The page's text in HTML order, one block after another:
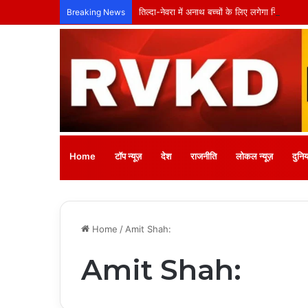
Breaking News तिल्दा-नेवरा में अनाथ बच्चों के लिए लगेगा नि:शुल्क
Home टॉप न्यूज़ देश राजनीति लोकल न्यूज़
Home / Amit Shah:
Amit Shah: